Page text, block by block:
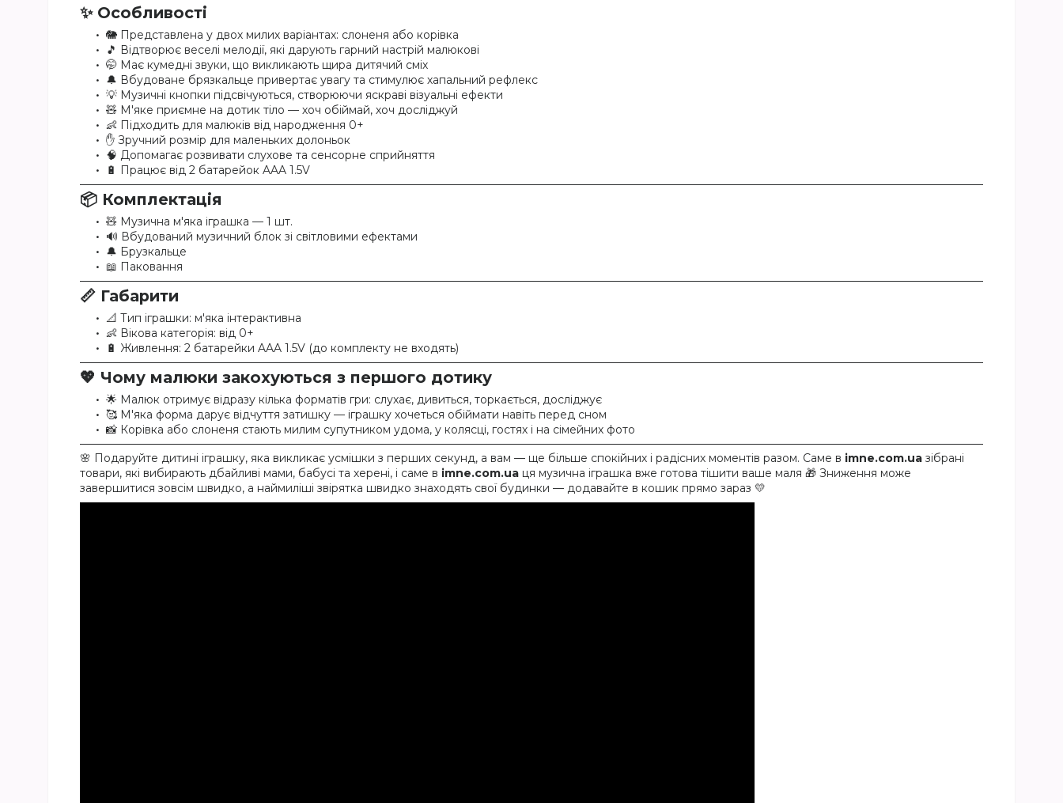
✨ Особливості
🐘 Представлена у двох милих варіантах: слоненя або корівка
🎵 Відтворює веселі мелодії, які дарують гарний настрій малюкові
🤭 Має кумедні звуки, що викликають щира дитячий сміх
🔔 Вбудоване брязкальце привертає увагу та стимулює хапальний рефлекс
💡 Музичні кнопки підсвічуються, створюючи яскраві візуальні ефекти
🧸 М'яке приємне на дотик тіло — хоч обіймай, хоч досліджуй
👶 Підходить для малюків від народження 0+
✋ Зручний розмір для маленьких долоньок
🧠 Допомагає розвивати слухове та сенсорне сприйняття
🔋 Працює від 2 батарейок AAA 1.5V
📦 Комплектація
🧸 Музична м'яка іграшка — 1 шт.
🔊 Вбудований музичний блок зі світловими ефектами
🔔 Брузкальце
📖 Паковання
📏 Габарити
📐 Тип іграшки: м'яка інтерактивна
👶 Вікова категорія: від 0+
🔋 Живлення: 2 батарейки AAA 1.5V (до комплекту не входять)
💖 Чому малюки закохуються з першого дотику
🌟 Малюк отримує відразу кілька форматів гри: слухає, дивиться, торкається, досліджує
🥰 М'яка форма дарує відчуття затишку — іграшку хочеться обіймати навіть перед сном
📸 Корівка або слоненя стають милим супутником удома, у колясці, гостях і на сімейних фото
🌸 Подаруйте дитині іграшку, яка викликає усмішки з перших секунд, а вам — ще більше спокійних і радісних моментів разом. Саме в imne.com.ua зібрані
товари, які вибирають дбайливі мами, бабусі та херені, і саме в imne.com.ua ця музична іграшка вже готова тішити ваше маля 🎁 Зниження може
завершитися зовсім швидко, а наймиліші звірятка швидко знаходять свої будинки — додавайте в кошик прямо зараз 💛